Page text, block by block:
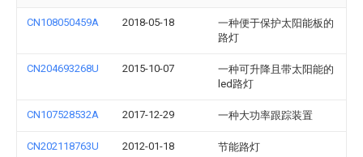
CN108050459A 2018-05-18
一种便于保护太阳能板的
路灯
CN204693268U 2015-10-07
一种可升降且带太阳能的
led路灯
CN107528532A 2017-12-29 一种大功率跟踪装置
CN202118763U 2012-01-18 节能路灯